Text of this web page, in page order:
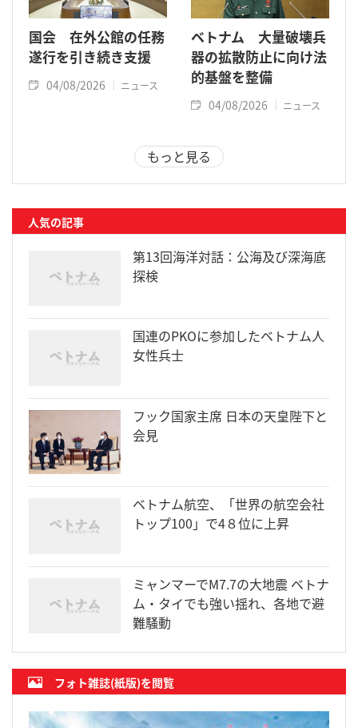
国会 在外公館の任務
遂行を引き続き支援
04/08/2026 ニュース
ベトナム 大量破壊兵
器の拡散防止に向け法
的基盤を整備
04/08/2026 ニュース
もっと見る
人気の記事
第13回海洋対話：公海及び深海底
探検
国連のPKOに参加したベトナム人
女性兵士
フック国家主席 日本の天皇陛下と
会見
ベトナム航空、「世界の航空会社
トップ100」で4８位に上昇
ミャンマーでM7.7の大地震 ベトナ
ム・タイでも強い揺れ、各地で避
難騒動
フォト雑誌(紙版)を閲覧